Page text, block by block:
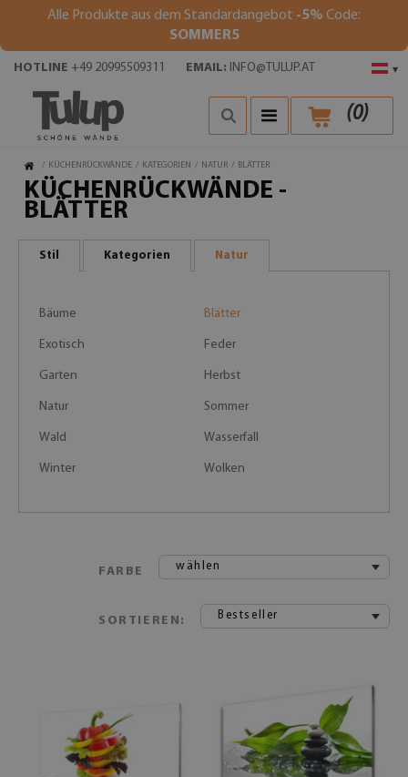
Alle Produkte aus dem Standardangebot -5% Code:
SOMMER5
▾
HOTLINE +49 20995509311 EMAIL: INFO@TULUP.AT
(0)
/ KÜCHENRÜCKWÄNDE / KATEGORIEN / NATUR / BLÄTTER
KÜCHENRÜCKWÄNDE -
BLÄTTER
Stil Kategorien Natur
Bäume Blätter
Exotisch Feder
Garten Herbst
Natur Sommer
Wald Wasserfall
Winter Wolken
FARBE wählen
SORTIEREN: Bestseller